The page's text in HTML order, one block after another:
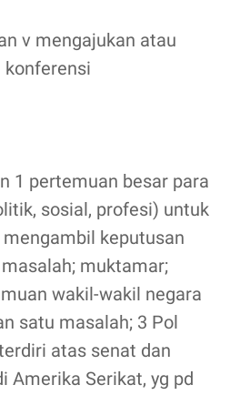
v mengajukan atau
1 pertemuan besar para
sosial, profesi) untuk
keputusan
muktamar;
wakil-wakil negara
satu masalah; 3 Pol
atas senat dan
Amerika Serikat, yg pd